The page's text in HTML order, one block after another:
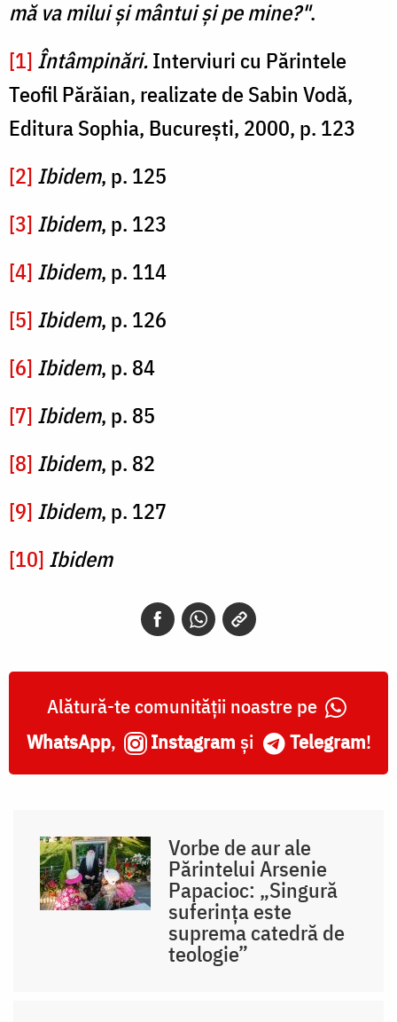
mă va milui şi mântui şi pe mine?".
[1] Întâmpinări.Interviuri cu Părintele
Teofil Părăian, realizate de Sabin Vodă,
Editura Sophia, București, 2000, p. 123
[2] Ibidem, p. 125
[3] Ibidem, p. 123
[4] Ibidem, p. 114
[5] Ibidem, p. 126
[6] Ibidem, p. 84
[7] Ibidem, p. 85
[8] Ibidem, p. 82
[9] Ibidem, p. 127
[10] Ibidem
Alătură-te comunității noastre pe
WhatsApp, Instagram și Telegram!
Vorbe de aur ale
Părintelui Arsenie
Papacioc: „Singură
suferința este
suprema catedră de
teologie”